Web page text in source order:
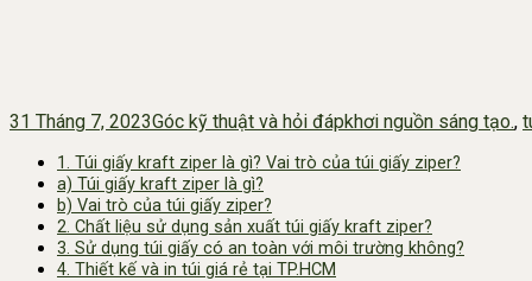
31 Tháng 7, 2023Góc kỹ thuật và hỏi đápkhơi nguồn sáng tạo.,
1. Túi giấy kraft ziper là gì? Vai trò của túi giấy ziper?
a) Túi giấy kraft ziper là gì?
b) Vai trò của túi giấy ziper?
2. Chất liệu sử dụng sản xuất túi giấy kraft ziper?
3. Sử dụng túi giấy có an toàn với môi trường không?
4. Thiết kế và in túi giá rẻ tại TP.HCM